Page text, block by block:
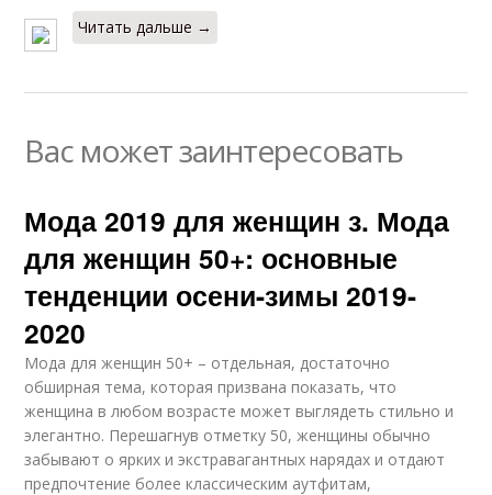
Читать дальше →
Вас может заинтересовать
Мода 2019 для женщин з. Мода
для женщин 50+: основные
тенденции осени-зимы 2019-
2020
Мода для женщин 50+ – отдельная, достаточно
обширная тема, которая призвана показать, что
женщина в любом возрасте может выглядеть стильно и
элегантно. Перешагнув отметку 50, женщины обычно
забывают о ярких и экстравагантных нарядах и отдают
предпочтение более классическим аутфитам,